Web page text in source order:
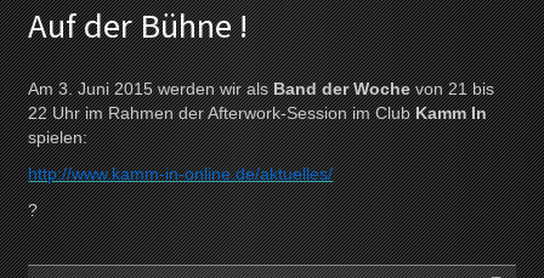
Auf der Bühne !
Am 3. Juni 2015 werden wir alsBand der Wochevon 21 bis
22 Uhr im Rahmen der Afterwork-Session im ClubKamm In
spielen:
http://www.kamm-in-online.de/aktuelles/
?